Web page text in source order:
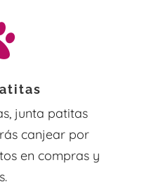
junta patitas
canjear por
en compras y